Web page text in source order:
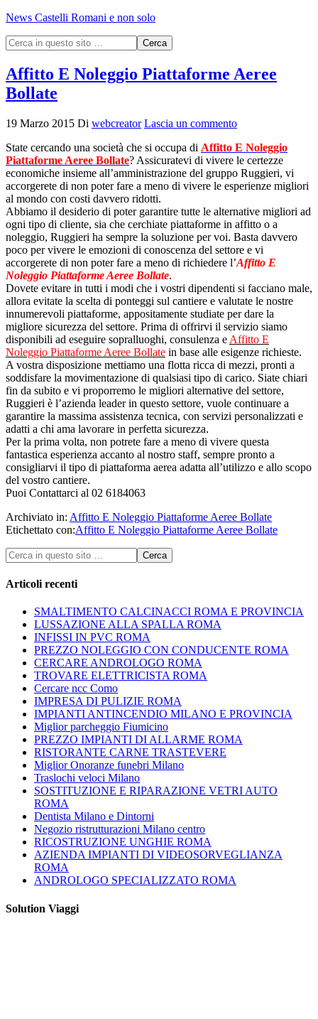
News Castelli Romani e non solo
Affitto E Noleggio Piattaforme Aeree
Bollate
19 Marzo 2015 Di webcreator Lascia un commento
State cercando una società che si occupa di Affitto E Noleggio
Piattaforme Aeree Bollate? Assicuratevi di vivere le certezze
economiche insieme all’amministrazione del gruppo Ruggieri, vi
accorgerete di non poter fare a meno di vivere le esperienze migliori
al mondo con costi davvero ridotti.
Abbiamo il desiderio di poter garantire tutte le alternative migliori ad
ogni tipo di cliente, sia che cerchiate piattaforme in affitto o a
noleggio, Ruggieri ha sempre la soluzione per voi. Basta davvero
poco per vivere le emozioni di conoscenza del settore e vi
accorgerete di non poter fare a meno di richiedere l’Affitto E
Noleggio Piattaforme Aeree Bollate.
Dovete evitare in tutti i modi che i vostri dipendenti si facciano male,
allora evitate la scelta di ponteggi sul cantiere e valutate le nostre
innumerevoli piattaforme, appositamente studiate per dare la
migliore sicurezza del settore. Prima di offrirvi il servizio siamo
disponibili ad eseguire sopralluoghi, consulenza e Affitto E
Noleggio Piattaforme Aeree Bollate in base alle esigenze richieste.
A vostra disposizione mettiamo una flotta ricca di mezzi, pronti a
soddisfare la movimentazione di qualsiasi tipo di carico. Siate chiari
fin da subito e vi proporremo le migliori alternative del settore,
Ruggieri è l’azienda leader in questo settore, vuole continuare a
garantire la massima assistenza tecnica, con servizi personalizzati e
adatti a chi ama lavorare in perfetta sicurezza.
Per la prima volta, non potrete fare a meno di vivere questa
fantastica esperienza accanto al nostro staff, sempre pronto a
consigliarvi il tipo di piattaforma aerea adatta all’utilizzo e allo scopo
del vostro cantiere.
Puoi Contattarci al 02 6184063
Archiviato in: Affitto E Noleggio Piattaforme Aeree Bollate
Etichettato con:Affitto E Noleggio Piattaforme Aeree Bollate
Articoli recenti
SMALTIMENTO CALCINACCI ROMA E PROVINCIA
LUSSAZIONE ALLA SPALLA ROMA
INFISSI IN PVC ROMA
PREZZO NOLEGGIO CON CONDUCENTE ROMA
CERCARE ANDROLOGO ROMA
TROVARE ELETTRICISTA ROMA
Cercare ncc Como
IMPRESA DI PULIZIE ROMA
IMPIANTI ANTINCENDIO MILANO E PROVINCIA
Miglior parcheggio Fiumicino
PREZZO IMPIANTI DI ALLARME ROMA
RISTORANTE CARNE TRASTEVERE
Miglior Onoranze funebri Milano
Traslochi veloci Milano
SOSTITUZIONE E RIPARAZIONE VETRI AUTO
ROMA
Dentista Milano e Dintorni
Negozio ristrutturazioni Milano centro
RICOSTRUZIONE UNGHIE ROMA
AZIENDA IMPIANTI DI VIDEOSORVEGLIANZA
ROMA
ANDROLOGO SPECIALIZZATO ROMA
Solution Viaggi